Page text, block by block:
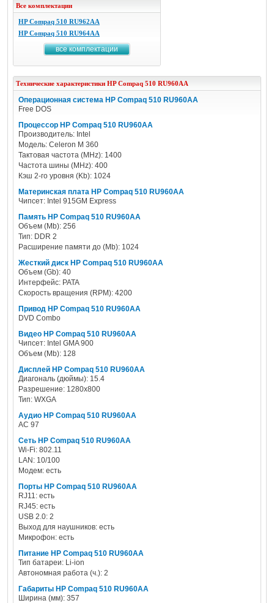
Все комплектации
HP Compaq 510 RU962AA
HP Compaq 510 RU964AA
все комплектации
Технические характеристики HP Compaq 510 RU960AA
Операционная система HP Compaq 510 RU960AA
Free DOS
Процессор HP Compaq 510 RU960AA
Производитель: Intel
Модель: Celeron M 360
Тактовая частота (MHz): 1400
Частота шины (MHz): 400
Кэш 2-го уровня (Kb): 1024
Материнская плата HP Compaq 510 RU960AA
Чипсет: Intel 915GM Express
Память HP Compaq 510 RU960AA
Объем (Mb): 256
Тип: DDR 2
Расширение памяти до (Mb): 1024
Жесткий диск HP Compaq 510 RU960AA
Объем (Gb): 40
Интерфейс: PATA
Скорость вращения (RPM): 4200
Привод HP Compaq 510 RU960AA
DVD Combo
Видео HP Compaq 510 RU960AA
Чипсет: Intel GMA 900
Объем (Mb): 128
Дисплей HP Compaq 510 RU960AA
Диагональ (дюймы): 15.4
Разрешение: 1280x800
Тип: WXGA
Аудио HP Compaq 510 RU960AA
AC 97
Сеть HP Compaq 510 RU960AA
Wi-Fi: 802.11
LAN: 10/100
Модем: есть
Порты HP Compaq 510 RU960AA
RJ11: есть
RJ45: есть
USB 2.0: 2
Выход для наушников: есть
Микрофон: есть
Питание HP Compaq 510 RU960AA
Тип батареи: Li-ion
Автономная работа (ч.): 2
Габариты HP Compaq 510 RU960AA
Ширина (мм): 357